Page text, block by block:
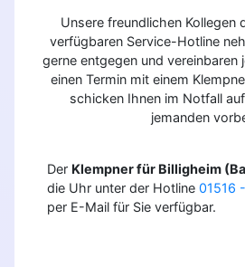
Unsere freundlichen Kollegen
verfügbaren Service-Hotline
gerne entgegen und vereinbaren
einen Termin mit einem
schicken Ihnen im Notfall
jemanden
Der Klempner für Billigheim
die Uhr unter der Hotline 01516
per E-Mail für Sie verfügbar.